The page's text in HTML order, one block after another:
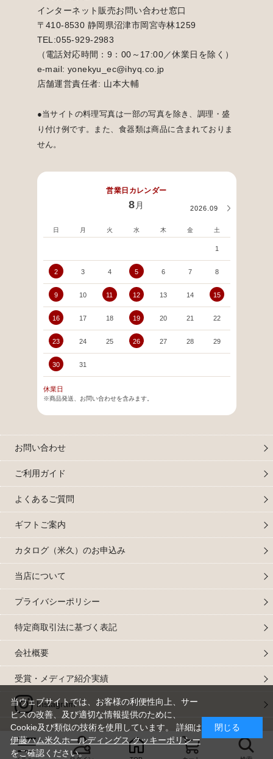
インターネット販売お問い合わせ窓口
〒410-8530 静岡県沼津市岡宮寺林1259
TEL:055-929-2983
（電話対応時間：9：00～17:00／休業日を除く）
e-mail: yonekyu_ec@ihyq.co.jp
店舗運営責任者: 山本大輔
●当サイトの料理写真は一部の写真を除き、調理・盛
り付け例です。また、食器類は商品に含まれておりま
せん。
営業日カレンダー
8 月 2026.09
日 月 火 水 木 金 土
1
2 3 4 5 6 7 8
9 10 11 12 13 14 15
16 17 18 19 20 21 22
23 24 25 26 27 28 29
30 31
休業日
※商品発送、お問い合わせを含みます。
お問い合わせ
ご利用ガイド
よくあるご質問
ギフトご案内
カタログ（米久）のお申込み
当店について
プライバシーポリシー
特定商取引法に基づく表記
会社概要
受賞・メディア紹介実績
Instagram
&;copy 2024 yonekyu Corp. All Rights Reserved.
米久株式会社は、伊藤ハム米久ホールディングスグループの一員です。
当ウェブサイトでは、お客様の利便性向上、サー
ビスの改善、及び適切な情報提供のために、
Cookie及び類似の技術を使用しています。 詳細は
伊藤ハム米久ホールディングス クッキーポリシー
をご確認ください。
閉じる